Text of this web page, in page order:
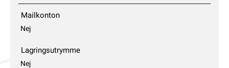
Mailkonton
Nej
Lagringsutrymme
Nej